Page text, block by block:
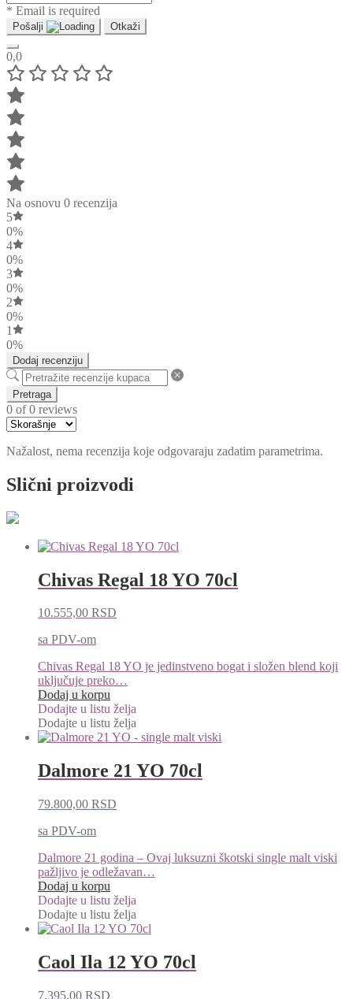
* Email is required
Pošalji Otkaži
0,0
Na osnovu 0 recenzija
5
0%
4
0%
3
0%
2
0%
1
0%
Dodaj recenziju
Pretraga
0 of 0 reviews
Nažalost, nema recenzija koje odgovaraju zadatim parametrima.
Slični proizvodi
Chivas Regal 18 YO 70cl
10.555,00 RSD
sa PDV-om
Chivas Regal 18 YO je jedinstveno bogat i složen blend koji
uključuje preko…
Dodaj u korpu
Dodajte u listu želja
Dodajte u listu želja
Dalmore 21 YO 70cl
79.800,00 RSD
sa PDV-om
Dalmore 21 godina – Ovaj luksuzni škotski single malt viski
pažljivo je odležavan…
Dodaj u korpu
Dodajte u listu želja
Dodajte u listu želja
Caol Ila 12 YO 70cl
7.395,00 RSD